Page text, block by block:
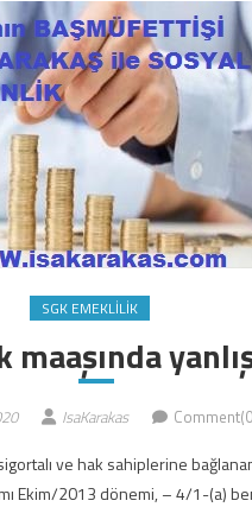
SGK EMEKLILIK
IsaKarakas
ve hak sahiplerine
Ekim/2013 dönemi, – 4/1-(a)